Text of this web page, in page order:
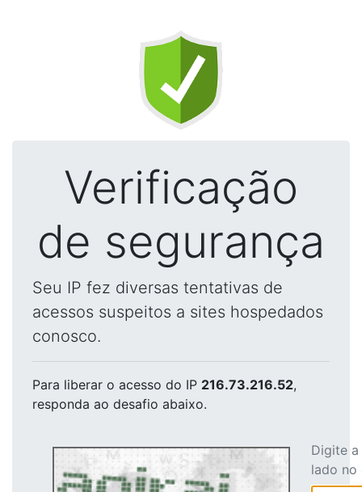
Verificação
de segurança
Seu IP fez diversas tentativas de
acessos suspeitos a sites hospedados
conosco.
Para liberar o acesso do IP 216.73.216.52,
responda ao desafio abaixo.
Digite
lado no